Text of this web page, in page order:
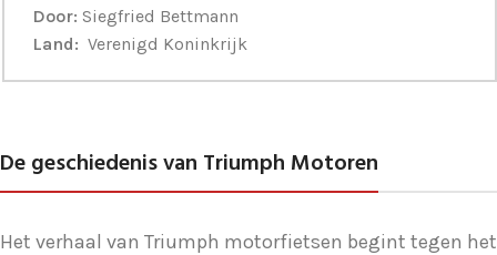
Door: Siegfried Bettmann
Land: Verenigd Koninkrijk
De geschiedenis van Triumph Motoren
Het verhaal van Triumph motorfietsen begint tegen het